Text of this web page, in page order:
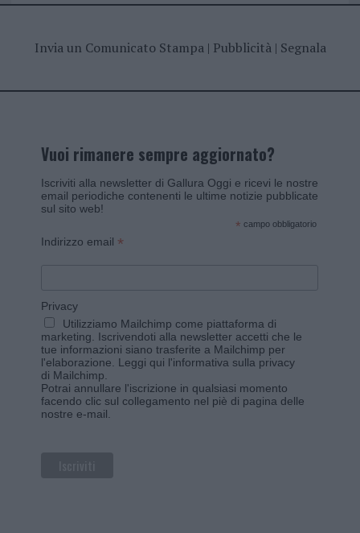
Invia un Comunicato Stampa| Pubblicità| Segnala
Vuoi rimanere sempre aggiornato?
Iscriviti alla newsletter di Gallura Oggi e ricevi le nostre
email periodiche contenenti le ultime notizie pubblicate
sul sito web!
* campo obbligatorio
Indirizzo email *
Privacy
Utilizziamo Mailchimp come piattaforma di
marketing. Iscrivendoti alla newsletter accetti che le
tue informazioni siano trasferite a Mailchimp per
l'elaborazione. Leggi qui l'informativa sulla privacy
di Mailchimp
Potrai annullare l'iscrizione in qualsiasi momento
facendo clic sul collegamento nel piè di pagina delle
nostre e-mail.